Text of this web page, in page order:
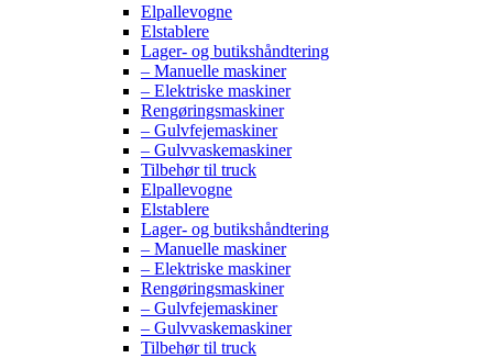
Elpallevogne
Elstablere
Lager- og butikshåndtering
– Manuelle maskiner
– Elektriske maskiner
Rengøringsmaskiner
– Gulvfejemaskiner
– Gulvvaskemaskiner
Tilbehør til truck
Elpallevogne
Elstablere
Lager- og butikshåndtering
– Manuelle maskiner
– Elektriske maskiner
Rengøringsmaskiner
– Gulvfejemaskiner
– Gulvvaskemaskiner
Tilbehør til truck